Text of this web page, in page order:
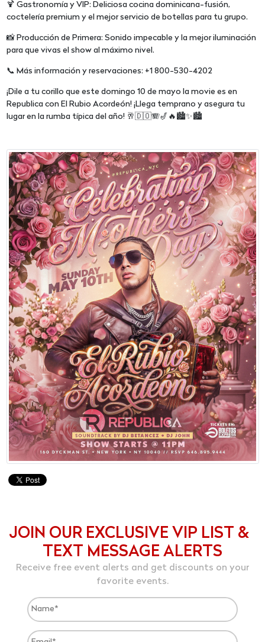
🍹 Gastronomía y VIP: Deliciosa cocina dominicana-fusión,
coctelería premium y el mejor servicio de botellas para tu grupo.
📸 Producción de Primera: Sonido impecable y la mejor iluminación
para que vivas el show al máximo nivel.
📞 Más información y reservaciones: +1 800-530-4202
¡Dile a tu corillo que este domingo 10 de mayo la movie es en
Republica con El Rubio Acordeón! ¡Llega temprano y asegura tu
lugar en la rumba típica del año! 🥂🇩🇴🪗🎷🔥🏙️✨🏙️
JOIN OUR EXCLUSIVE VIP LIST &
TEXT MESSAGE ALERTS
Receive free event alerts and get discounts on your
favorite events.